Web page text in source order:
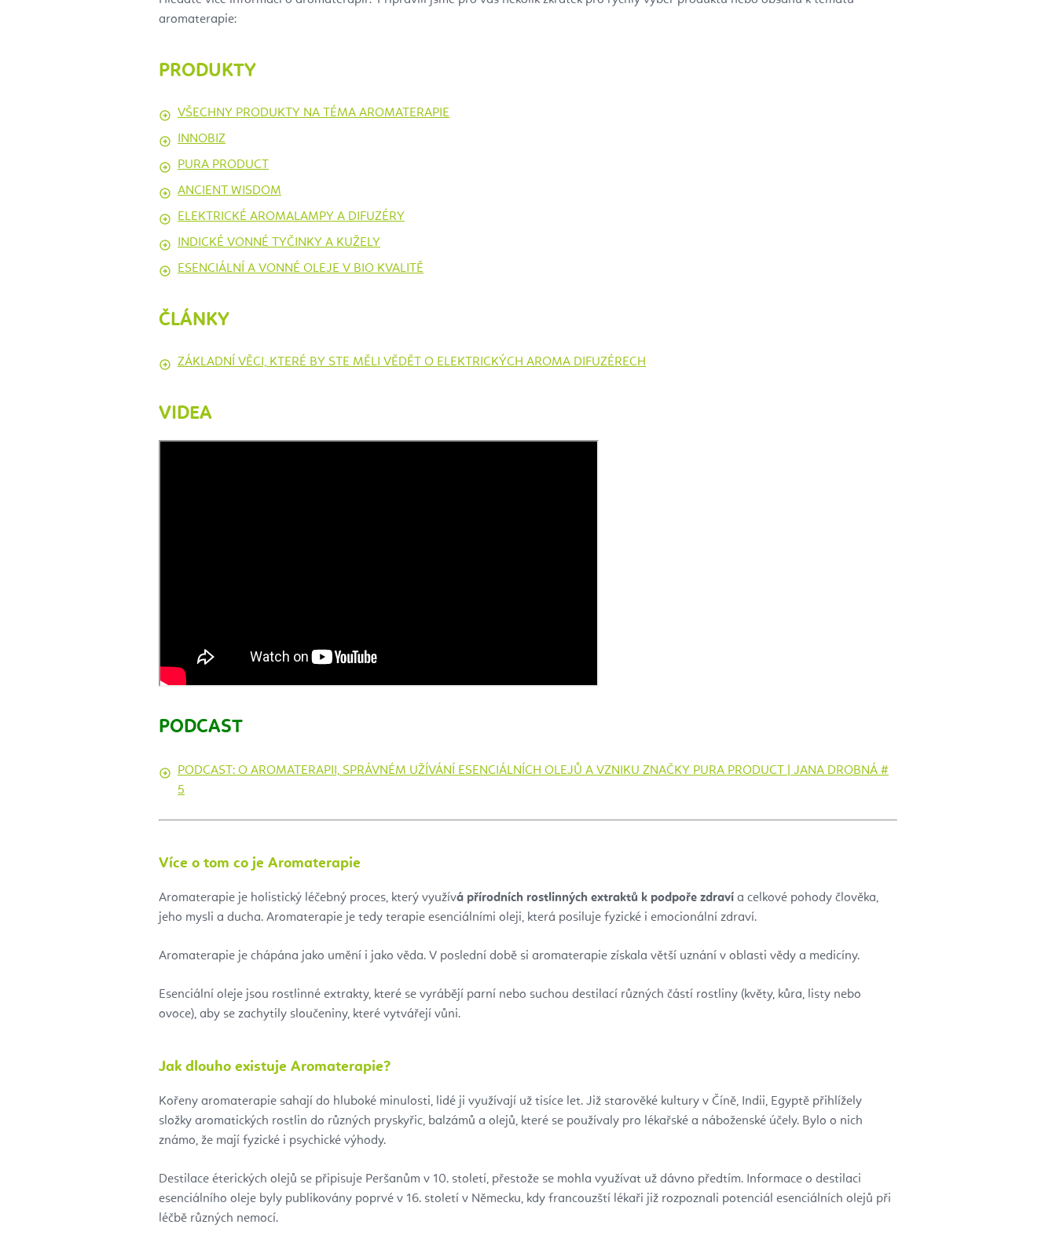
aromaterapie:
PRODUKTY
VŠECHNY PRODUKTY NA TÉMA AROMATERAPIE
INNOBIZ
PURA PRODUCT
ANCIENT WISDOM
ELEKTRICKÉ AROMALAMPY A DIFUZÉRY
INDICKÉ VONNÉ TYČINKY A KUŽELY
ESENCIÁLNÍ A VONNÉ OLEJE V BIO KVALITĚ
ČLÁNKY
ZÁKLADNÍ VĚCI, KTERÉ BY STE MĚLI VĚDĚT O ELEKTRICKÝCH AROMA DIFUZÉRECH
VIDEA
PODCAST
PODCAST: O AROMATERAPII, SPRÁVNÉM UŽÍVÁNÍ ESENCIÁLNÍCH OLEJŮ A VZNIKU ZNAČKY PURA PRODUCT | JANA DROBNÁ #
5
Více o tom co je Aromaterapie
Aromaterapie je holistický léčebný proces, který využívá přírodních rostlinných extraktů k podpoře zdraví a celkové pohody člověka,
jeho mysli a ducha. Aromaterapie je tedy terapie esenciálními oleji, která posiluje fyzické i emocionální zdraví.
Aromaterapie je chápána jako umění i jako věda. V poslední době si aromaterapie získala větší uznání v oblasti vědy a medicíny.
Esenciální oleje jsou rostlinné extrakty, které se vyrábějí parní nebo suchou destilací různých částí rostliny (květy, kůra, listy nebo
ovoce), aby se zachytily sloučeniny, které vytvářejí vůni.
Jak dlouho existuje Aromaterapie?
Kořeny aromaterapie sahají do hluboké minulosti, lidé ji využívají už tisíce let. Již starověké kultury v Číně, Indii, Egyptě přihlížely
složky aromatických rostlin do různých pryskyřic, balzámů a olejů, které se používaly pro lékařské a náboženské účely. Bylo o nich
známo, že mají fyzické i psychické výhody.
Destilace éterických olejů se připisuje Peršanům v 10. století, přestože se mohla využívat už dávno předtím. Informace o destilaci
esenciálního oleje byly publikovány poprvé v 16. století v Německu, kdy francouzští lékaři již rozpoznali potenciál esenciálních olejů při
léčbě různých nemocí.